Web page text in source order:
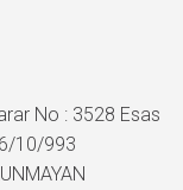
No : 3528 Esas
10/993